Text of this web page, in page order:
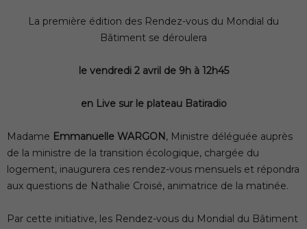
La première édition des Rendez-vous du Mondial du
Bâtiment se déroulera
le vendredi 2 avril de 9h à 12h45
en Live sur le plateau Batiradio
Madame Emmanuelle WARGON, Ministre déléguée auprès
de la ministre de la transition écologique, chargée du
logement, inaugurera ces rendez-vous mensuels et répondra
aux questions de Nathalie Croisé, animatrice de la matinée.
Par cette initiative, les Rendez-vous du Mondial du Bâtiment